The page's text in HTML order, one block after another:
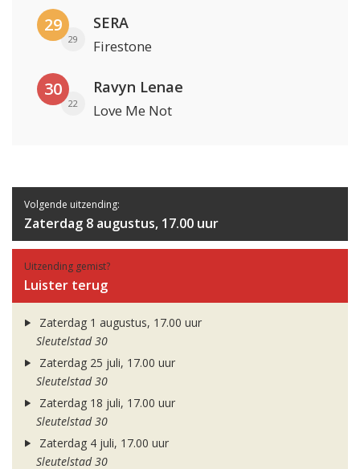
29
29
SERA
Firestone
30
22
Ravyn Lenae
Love Me Not
Volgende uitzending:
Zaterdag 8 augustus, 17.00 uur
Uitzending gemist?
Luister terug
Zaterdag 1 augustus, 17.00 uur
Sleutelstad 30
Zaterdag 25 juli, 17.00 uur
Sleutelstad 30
Zaterdag 18 juli, 17.00 uur
Sleutelstad 30
Zaterdag 4 juli, 17.00 uur
Sleutelstad 30